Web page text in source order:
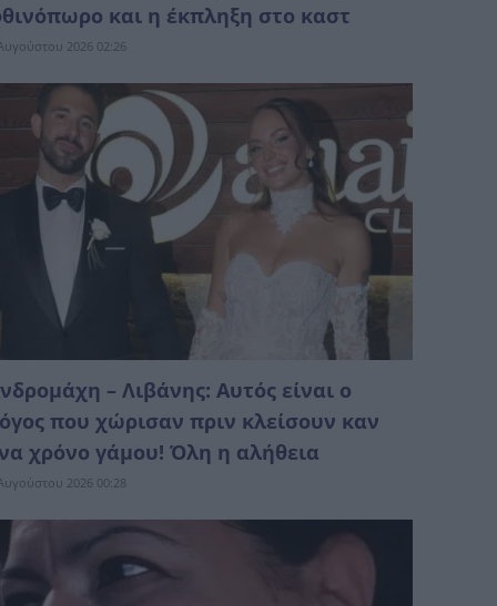
και η έκπληξη στο καστ
2026 02:26
– Λιβάνης: Αυτός είναι ο
που χώρισαν πριν κλείσουν καν
χρόνο γάμου! Όλη η αλήθεια
2026 00:28